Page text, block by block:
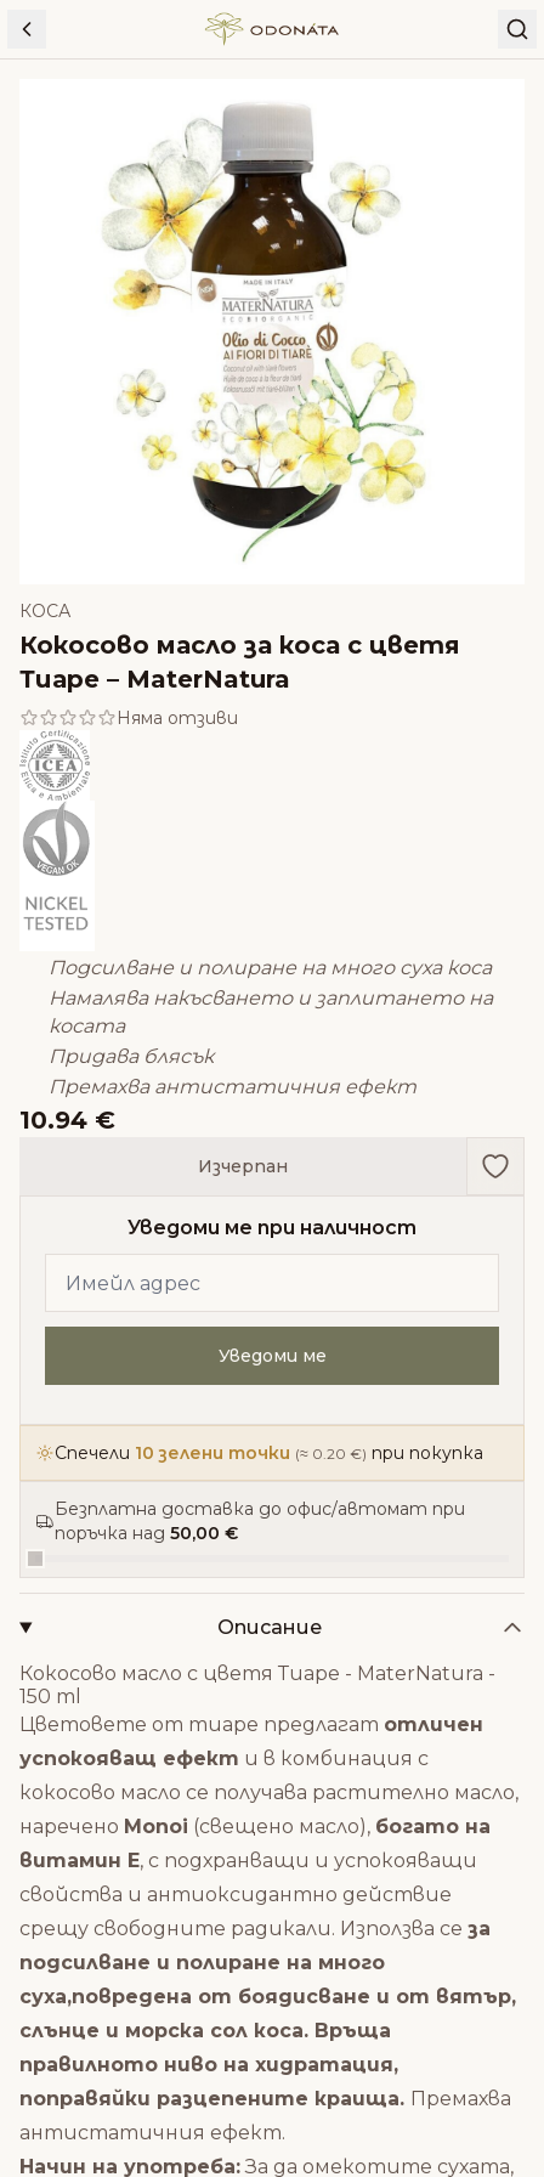
Skip to content
КОСА
Кокосово масло за коса с цветя
Тиаре – MaterNatura
Няма отзиви
Подсилване и полиране на много суха коса
Намалява накъсването и заплитането на
косата
Придава блясък
Премахва антистатичния ефект
10.94 €
Изчерпан
Уведоми ме при наличност
Уведоми ме
Спечели 10 зелени точки (≈ 0.20 €) при покупка
Безплатна доставка до офис/автомат при
поръчка над 50,00 €
Описание
Кокосово масло с цветя Тиаре - MaterNatura -
150 ml
Цветовете от тиаре предлагат отличен
успокояващ ефект и в комбинация с
кокосово масло се получава растително масло,
наречено Monoi (свещено масло), богато на
витамин Е, с подхранващи и успокояващи
свойства и антиоксидантно действие
срещу свободните радикали. Използва се за
подсилване и полиране на много
суха,повредена от боядисване и от вятър,
слънце и морска сол коса. Връща
правилното ниво на хидратация,
поправяйки разцепените краища. Премахва
антистатичния ефект.
Начин на употреба:За да омекотите сухата,